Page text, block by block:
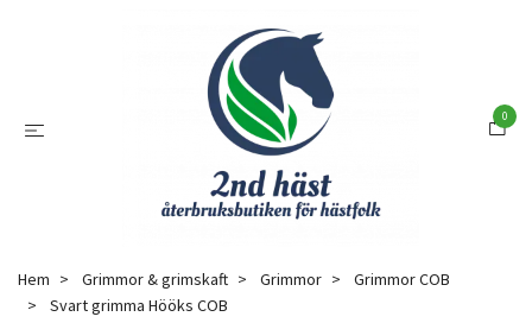
0
Hem Grimmor & grimskaft Grimmor
Grimmor COB
Svart grimma Hööks COB